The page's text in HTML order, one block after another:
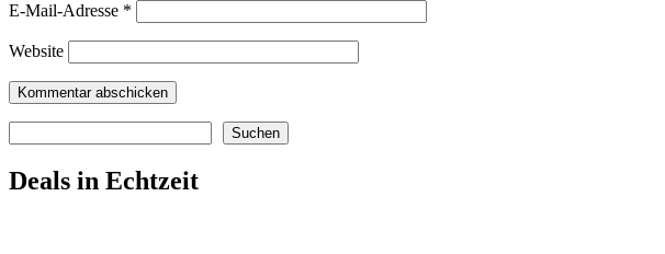
E-Mail-Adresse *
Website
Suchen
Deals in Echtzeit